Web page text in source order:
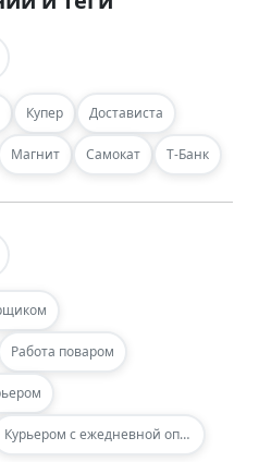
Купер Достависта
Магнит Самокат Т-Банк
Работа поваром
Курьером с ежедневной оплатой